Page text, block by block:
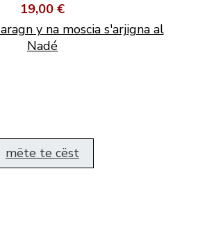
19,00 €
y na moscia s'arjigna al
Nadé
mëte te cëst